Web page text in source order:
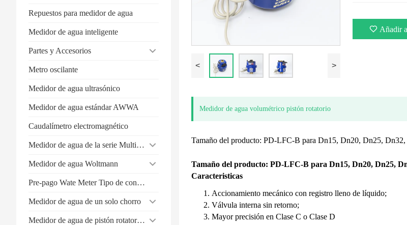
Repuestos para medidor de agua
Medidor de agua inteligente
Partes y Accesorios
Metro oscilante
Medidor de agua ultrasónico
Medidor de agua estándar AWWA
Caudalímetro electromagnético
Medidor de agua de la serie Multi-Jet
Medidor de agua Woltmann
Pre-pago Wate Meter Tipo de contacto
Medidor de agua de un solo chorro
Medidor de agua de pistón rotatorio volumétrico
< >
Añadir
Medidor de agua volumétrico pistón rotatorio
Tamaño del producto: PD-LFC-B para Dn15, Dn20, Dn25,
Tamaño del producto: PD-LFC-B para Dn15, Dn20, Dn25,
Caracteristicas
Accionamiento mecánico con registro lleno de líquido;
Válvula interna sin retorno;
Mayor precisión en Clase C o Clase D